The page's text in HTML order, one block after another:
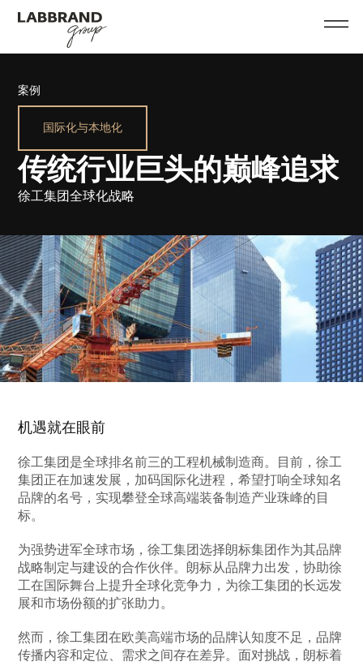
案例
国际化与本地化
传统行业巨头的巅峰追求
徐工集团全球化战略
机遇就在眼前
徐工集团是全球排名前三的工程机械制造商。目前，徐工
集团正在加速发展，加码国际化进程，希望打响全球知名
品牌的名号，实现攀登全球高端装备制造产业珠峰的目
标。
为强势进军全球市场，徐工集团选择朗标集团作为其品牌
战略制定与建设的合作伙伴。朗标从品牌力出发，协助徐
工在国际舞台上提升全球化竞争力，为徐工集团的长远发
展和市场份额的扩张助力。
然而，徐工集团在欧美高端市场的品牌认知度不足，品牌
传播内容和定位、需求之间存在差异。面对挑战，朗标着